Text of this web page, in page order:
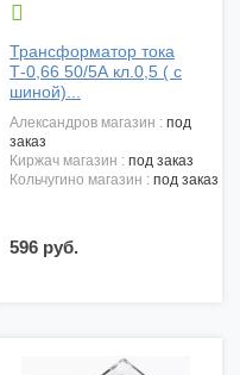

Трансформатор тока
Т-0,66 50/5А кл.0,5 ( с
шиной)...
александров магазин : под
заказ
киржач магазин : под заказ
кольчугино магазин : под заказ
596 руб.